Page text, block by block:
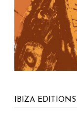
IBIZA EDITIONS